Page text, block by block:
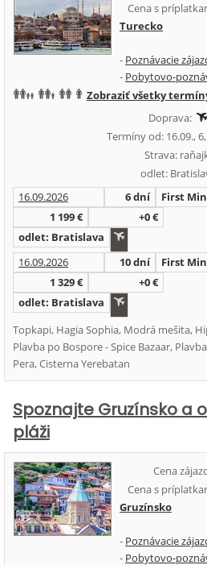
Cena s
Turecko
- Poznávacie
- Pobytovo-
Zobraziť všetky
Doprava:
Termíny od: 16.09.,
Strava:
odlet:
16.09.2026
6 dní
First
1 199 €
+0 €
odlet: Bratislava
16.09.2026
10 dní
First
1 329 €
+0 €
odlet: Bratislava
Topkapi, Hagia Sophia, Modrá mešita,
Plavba po Bospore - Spice Bazaar,
Pera, Cisterna Yerebatan
Spoznajte Gruzínsko a
pláži
Cena
Cena s
Gruzínsko
- Poznávacie
- Pobytovo-